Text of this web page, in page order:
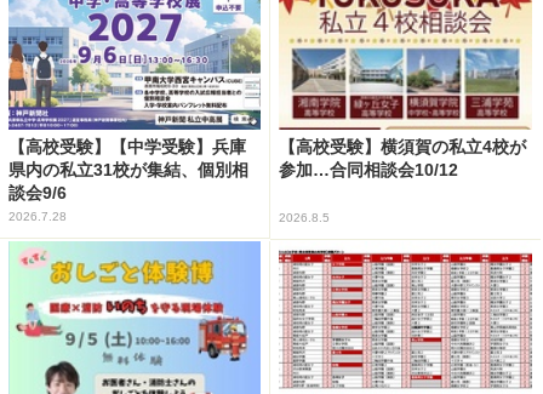
【高校受験】【中学受験】兵庫
県内の私立31校が集結、個別相
談会9/6
2026.7.28
【高校受験】横須賀の私立4校が
参加…合同相談会10/12
2026.8.5